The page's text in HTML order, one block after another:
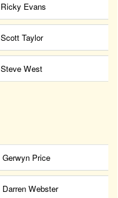
Ricky Evans
Scott Taylor
Steve West
Gerwyn Price
Darren Webster